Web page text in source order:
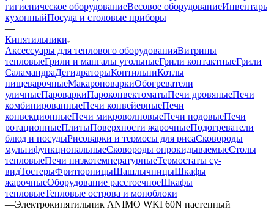
гигиеническое оборудованиеВесовое оборудованиеИнвентарь
кухонныйПосуда и столовые приборы
—
Кипятильники
Аксессуары для теплового оборудованияВитрины
тепловыеГрили и мангалы угольныеГрили контактныеГрили
СаламандраДегидраторыКоптильниКотлы
пищеварочныеМакароноваркиОбогреватели
уличныеПароваркиПароконвектоматыПечи дровяныеПечи
комбинированныеПечи конвейерныеПечи
конвекционныеПечи микроволновыеПечи подовыеПечи
ротационныеПлитыПоверхности жарочныеПодогреватели
блюд и посудыРисоварки и термосы для рисаСковороды
мультифункциональныеСковороды опрокидываемыеСтолы
тепловыеПечи низкотемпературныеТермостаты су-
видТостерыФритюрницыШашлычницыШкафы
жарочныеОборудование расстоечноеШкафы
тепловыеТепловые острова и моноблоки
—Электрокипятильник ANIMO WKI 60N настенный